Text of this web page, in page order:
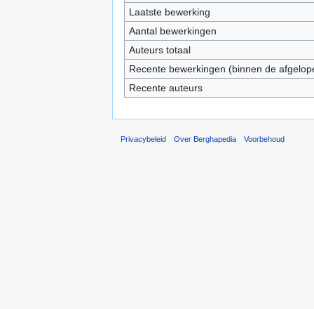
Laatste bewerking
Aantal bewerkingen
Auteurs totaal
Recente bewerkingen (binnen de
Recente auteurs
Privacybeleid Over Berghapedia Voorbehoud